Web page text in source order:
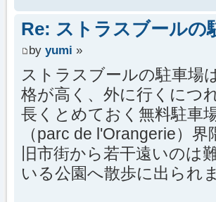
Re: ストラスブールの
by yumi »
ストラスブールの駐車場
格が高く、外に行くにつ
長くとめておく無料駐車
（parc de l'Orangerie）
旧市街から若干遠いのは
いる公園へ散歩に出られ